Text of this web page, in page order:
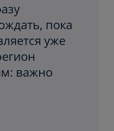
пока
уже
важно